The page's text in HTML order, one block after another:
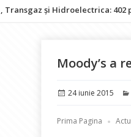
Hidroelectrica: 402 posturi
Moody’s a
Publicat
24 iunie 2015
Prima Pagina